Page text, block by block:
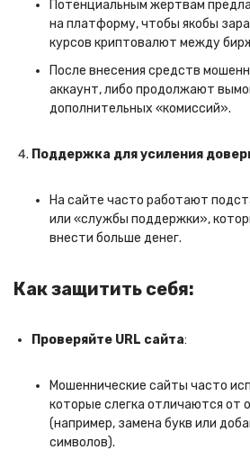
Потенциальным жертвам
на платформу, чтобы якобы
курсов криптовалют между
После внесения средств
аккаунт, либо продолжают
дополнительных «комиссий».
Поддержка для усиления
На сайте часто работают
или «службы поддержки»,
внести больше денег.
Как защитить себя:
Проверяйте URL сайта:
Мошеннические сайты часто
которые слегка отличаются от
(например, замена букв или
символов).